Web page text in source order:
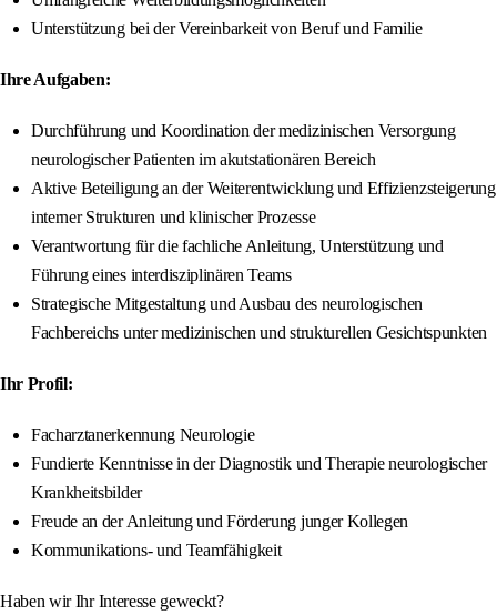
Unterstützung bei der Vereinbarkeit von Beruf und Familie
Ihre Aufgaben:
Durchführung und Koordination der medizinischen Versorgung
neurologischer Patienten im akutstationären Bereich
Aktive Beteiligung an der Weiterentwicklung und Effizienzsteigerung
interner Strukturen und klinischer Prozesse
Verantwortung für die fachliche Anleitung, Unterstützung und
Führung eines interdisziplinären Teams
Strategische Mitgestaltung und Ausbau des neurologischen
Fachbereichs unter medizinischen und strukturellen Gesichtspunkten
Ihr Profil:
Facharztanerkennung Neurologie
Fundierte Kenntnisse in der Diagnostik und Therapie neurologischer
Krankheitsbilder
Freude an der Anleitung und Förderung junger Kollegen
Kommunikations- und Teamfähigkeit
Haben wir Ihr Interesse geweckt?